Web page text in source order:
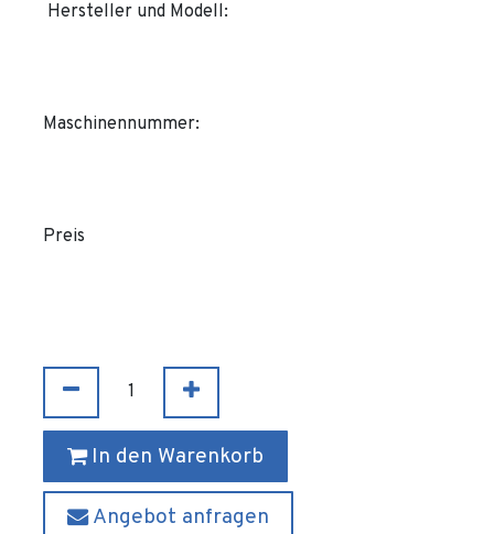
Hersteller und Modell:
Maschinennummer:
Preis
In den Warenkorb
Angebot anfragen